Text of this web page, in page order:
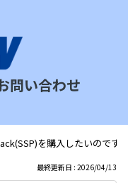
問い合わせ
を購入したいのです
最終更新日 : 2026/04/13